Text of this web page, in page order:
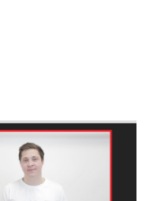
střihu: